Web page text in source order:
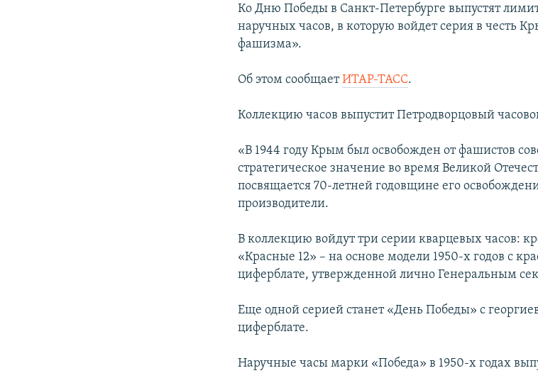
Ко Дню Победы в Санкт-Петербурге выпустят
наручных часов, в которую войдет серия в честь
фашизма».
Об этом сообщаетИТАР-ТАСС.
Коллекцию часов выпустит Петродворцовый
«В 1944 году Крым был освобожден от фашистов
стратегическое значение во время Великой
посвящается 70-летней годовщине его
производители.
В коллекцию войдут три серии кварцевых часов:
«Красные 12» – на основе модели 1950-х годов с
циферблате, утвержденной лично Генеральным
Еще одной серией станет «День Победы» с
циферблате.
Наручные часы марки «Победа» в 1950-х годах